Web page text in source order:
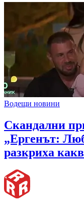
Водещи новини
Скандални
„Ергенът:
разкриха